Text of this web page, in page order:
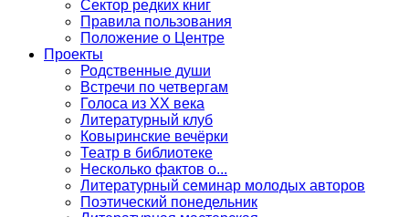
Сектор редких книг
Правила пользования
Положение о Центре
Проекты
Родственные души
Встречи по четвергам
Голоса из ХХ века
Литературный клуб
Ковыринские вечёрки
Театр в библиотеке
Несколько фактов о...
Литературный семинар молодых авторов
Поэтический понедельник